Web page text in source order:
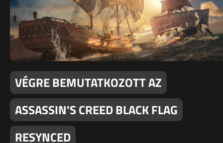
VÉGRE BEMUTATKOZOTT AZ
ASSASSIN'S CREED BLACK FLAG
RESYNCED